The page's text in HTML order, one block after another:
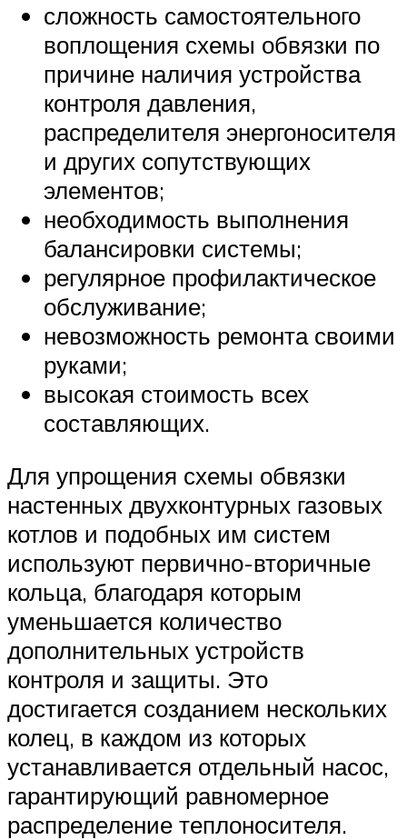
сложность самостоятельного
воплощения схемы обвязки по
причине наличия устройства
контроля давления,
распределителя энергоносителя
и других сопутствующих
элементов;
необходимость выполнения
балансировки системы;
регулярное профилактическое
обслуживание;
невозможность ремонта своими
руками;
высокая стоимость всех
составляющих.
Для упрощения схемы обвязки
настенных двухконтурных газовых
котлов и подобных им систем
используют первично-вторичные
кольца, благодаря которым
уменьшается количество
дополнительных устройств
контроля и защиты. Это
достигается созданием нескольких
колец, в каждом из которых
устанавливается отдельный насос,
гарантирующий равномерное
распределение теплоносителя.